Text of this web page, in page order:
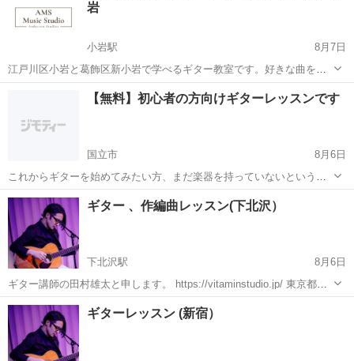
岩
小岩駅
8月7日
江戸川区小岩と葛飾区新小岩で学べるギター教室です。好きな曲を弾
いて楽しく上達できるギター教室でどの音楽教室よりも安い料金と丁
寧なレッスンで生徒様からもご好評いただいております。生徒の９割
江戸川区 小岩駅 ギター 音楽教室
【無料】初心者の方向けギターレッスンです
国立市
8月6日
これからギターを始めてみたい方、まだ楽器を持っていないという方
でもOKです！ 初心者を対象にギターレッスンやっています。 また、
DTMを使った作曲レッスンもやっています。 教える立場としてまだお
金をもらうのは気...
東京 国立市 ギター 初心者
ギター 、作編曲レッスン(下北沢）
下北沢駅
8月6日
ギター講師の田村雄太と申します。 https://vitaminstudio.jp/ 東京都世
田谷、渋谷、武蔵野市、新宿エリアを中心にプライベートレッスンを
しています。 作編曲(DTM)のレッスンも対応しています。...
東京 世田谷区 ギター
ギターレッスン (新宿）